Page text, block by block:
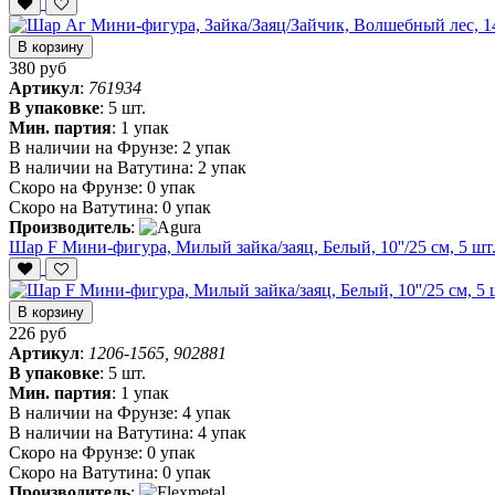
В корзину
380 руб
Артикул: 761934
В упаковке: 5 шт.
Мин. партия: 1 упак
В наличии на Фрунзе: 2 упак
В наличии на Ватутина: 2 упак
Скоро на Фрунзе: 0 упак
Скоро на Ватутина: 0 упак
Производитель:
Шар F Мини-фигура, Милый зайка/заяц, Белый, 10''/25 см, 5 шт.
В корзину
226 руб
Артикул: 1206-1565, 902881
В упаковке: 5 шт.
Мин. партия: 1 упак
В наличии на Фрунзе: 4 упак
В наличии на Ватутина: 4 упак
Скоро на Фрунзе: 0 упак
Скоро на Ватутина: 0 упак